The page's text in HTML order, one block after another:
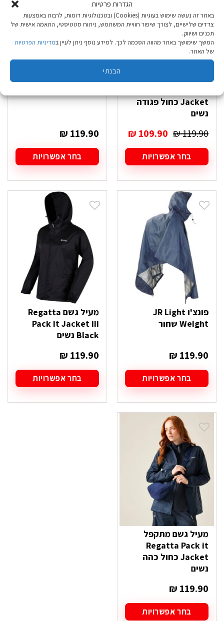
הגדרות פרטיות
באתר זה נעשה שימוש בעוגיות (Cookies) ובטכנולוגיות דומות, לרבות באמצעות
צדדים שלישיים, לצורך שיפור חוויית המשתמש, ניתוח סטטיסטי, התאמה אישית של
תכנים ושיווק.
המשך שימושך באתר מהווה הסכמה לכך. למידע נוסף ניתן לעיין במדיניות הפרטיות
של האתר.
הבנתי
האפשרויות
בעמוד
המוצר
את
האפשרויות
בעמוד
המוצר
Jacket כחול פגודה
נשים
₪119.90
המחיר
המקורי
היה:
₪ 119.90.
₪ 109.90
המחיר
הנוכחי
₪ 109.90.
בחר אפשרויות
זה
יש
מספר
סוגים.
לבחור
האפשרויות
בעמוד
המוצר
₪ 119.90
בחר אפשרויות
זה
יש
סוגים.
לבחור
האפשרויות
בעמוד
המוצר
פונצ'ו JR Light
Weight שחור
₪ 119.90
בחר אפשרויות
זה
יש
סוגים.
לבחור
את
האפשרויות
בעמוד
המוצר
מעיל גשם Regatta
Pack It Jacket III
Black נשים
₪ 119.90
בחר אפשרויות
זה
מעיל גשם מתקפל
Regatta Pack it
Jacket כחול כהה
נשים
₪ 119.90
בחר אפשרויות